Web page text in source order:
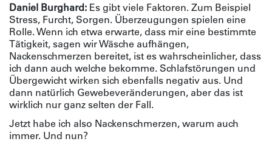
Daniel Burghard: Es gibt viele Faktoren. Zum Beispiel
Stress, Furcht, Sorgen. Überzeugungen spielen eine
Rolle. Wenn ich etwa erwarte, dass mir eine bestimmte
Tätigkeit, sagen wir Wäsche aufhängen,
Nackenschmerzen bereitet, ist es wahrscheinlicher, dass
ich dann auch welche bekomme. Schlafstörungen und
Übergewicht wirken sich ebenfalls negativ aus. Und
dann natürlich Gewebeveränderungen, aber das ist
wirklich nur ganz selten der Fall.
Jetzt habe ich also Nackenschmerzen, warum auch
immer. Und nun?